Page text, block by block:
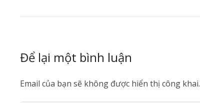
Để lại một bình luận
Email của bạn sẽ không được hiển thị công khai.